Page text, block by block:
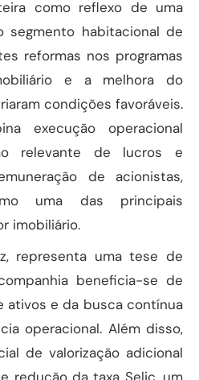
como reflexo de uma
segmento habitacional de
reformas nos programas
e a melhora do
condições favoráveis.
execução operacional
relevante de lucros e
de acionistas,
uma das principais
imobiliário.
representa uma tese de
beneficia-se de
ativos e da busca contínua
operacional. Além disso,
de valorização adicional